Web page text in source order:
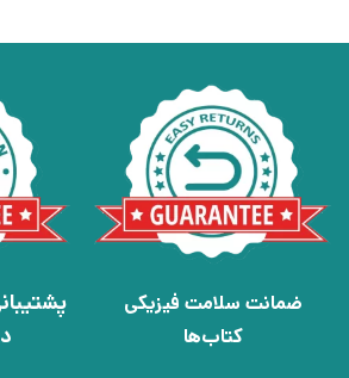
ضمانت سلامت فیزیکی
کتاب‌ها
در